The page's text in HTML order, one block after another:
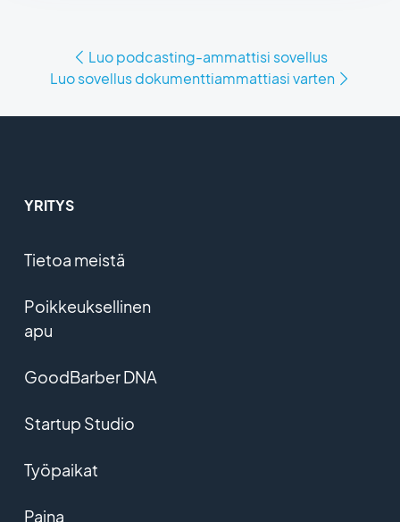
Luo podcasting-ammattisi sovellus
Luo sovellus dokumenttiammattiasi varten
YRITYS
Tietoa meistä
Poikkeuksellinen
apu
GoodBarber DNA
Startup Studio
Työpaikat
Paina